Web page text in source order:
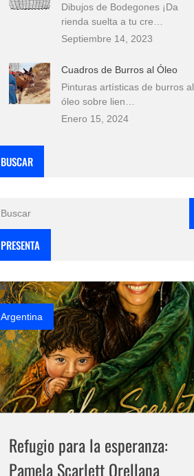
Dibujos de Bodegones ¡Da
rienda suelta a tu cre…
Septiembre 14, 2023
Cuadros de Burros al Óleo
Pinturas artísticas de burros al
óleo sobre lien…
Enero 15, 2024
BUSCAR
PRESENTA
Argentina
Refugio para la esperanza:
Pamela Scarlett Orellana